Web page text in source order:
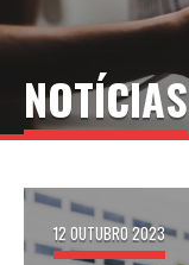
NOTÍCIAS
12 OUTUBRO 2023